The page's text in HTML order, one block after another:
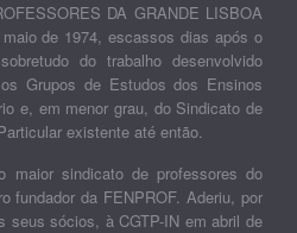
DA GRANDE LISBOA
de 1974, escassos dias após o
do trabalho desenvolvido
Grupos de Estudos dos Ensinos
e, em menor grau, do Sindicato de
existente até então.
maior sindicato de professores do
fundador da FENPROF. Aderiu, por
seus sócios, à CGTP-IN em abril de